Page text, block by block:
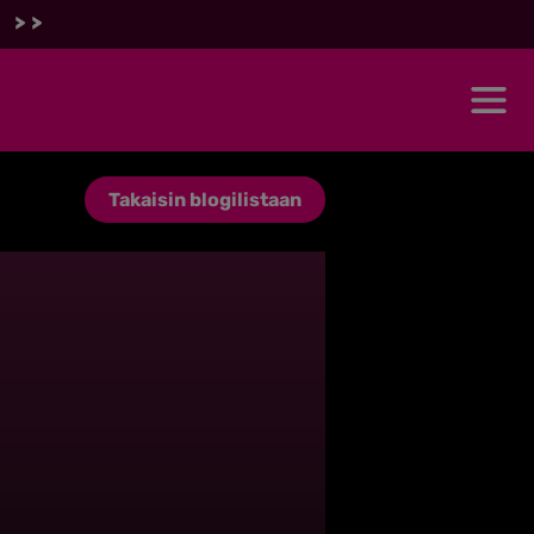
Takaisin blogilistaan